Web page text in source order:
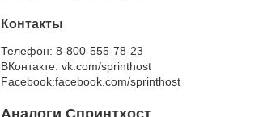
Контакты
Телефон: 8-800-555-78-23
ВКонтакте: vk.com/sprinthost
Facebook:facebook.com/sprinthost
Аналоги Спринтхост